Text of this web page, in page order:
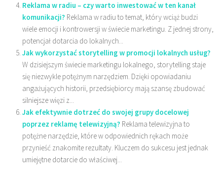
Reklama w radiu – czy warto inwestować w ten kanał
komunikacji? Reklama w radiu to temat, który wciąż budzi
wiele emocji i kontrowersji w świecie marketingu. Z jednej strony,
potencjał dotarcia do lokalnych...
Jak wykorzystać storytelling w promocji lokalnych usług?
W dzisiejszym świecie marketingu lokalnego, storytelling staje
się niezwykle potężnym narzędziem. Dzięki opowiadaniu
angażujących historii, przedsiębiorcy mają szansę zbudować
silniejsze więzi z...
Jak efektywnie dotrzeć do swojej grupy docelowej
poprzez reklamę telewizyjną? Reklama telewizyjna to
potężne narzędzie, które w odpowiednich rękach może
przynieść znakomite rezultaty. Kluczem do sukcesu jest jednak
umiejętne dotarcie do właściwej...